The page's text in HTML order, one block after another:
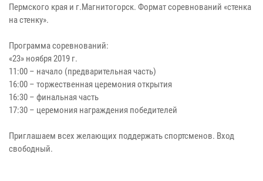
Пермского края и г.Магнитогорск. Формат соревнований «стенка
на стенку».
Программа соревнований:
«23» ноября 2019 г.
11:00 – начало (предварительная часть)
16:00 – торжественная церемония открытия
16:30 – финальная часть
17:30 – церемония награждения победителей
Приглашаем всех желающих поддержать спортсменов. Вход
свободный.